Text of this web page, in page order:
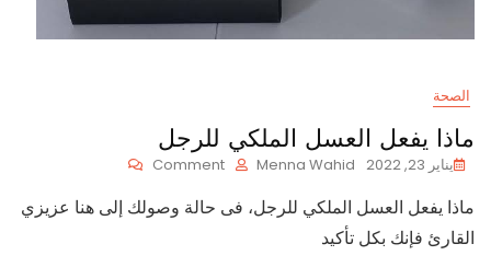
الصحة
ماذا يفعل العسل الملكي للرجل
يناير 23, 2022 Menna Wahid
Comment
On
يفعل
ماذا يفعل العسل الملكي للرجل، فى حالة وصولك إلى هنا عزيزي
القارئ فإنك بكل تأكيد